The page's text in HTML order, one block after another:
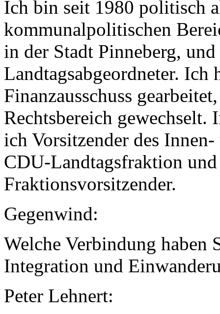
Ich bin seit 1980 politisch
kommunalpolitischen
in der Stadt Pinneberg,
Landtagsabgeordneter. Ich
Finanzausschuss
Rechtsbereich gewechselt.
ich Vorsitzender des
CDU-Landtagsfraktion
Fraktionsvorsitzender.
Gegenwind:
Welche Verbindung haben
Integration und
Peter Lehnert: